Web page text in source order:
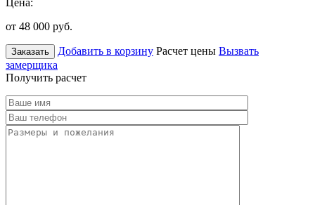
от 48 000 руб.
Заказать Добавить в корзину Расчет цены Вызвать
замерщика
Получить расчет